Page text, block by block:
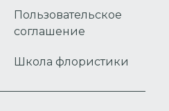
Пользовательское
соглашение
Школа флористики